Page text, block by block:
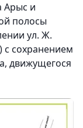
Арыс и
полосы
ул. Ж.
сохранением
движущегося